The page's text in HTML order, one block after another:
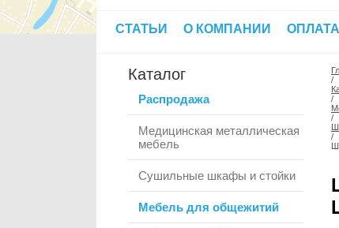
СТАТЬИ О КОМПАНИИ
Каталог
Распродажа
Медицинская металлическая
мебель
Сушильные шкафы и стойки
Мебель для общежитий
/
/
/
/